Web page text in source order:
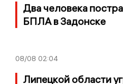
Два человека
БПЛА в Задонске
08/08 02:04
Липецкой области